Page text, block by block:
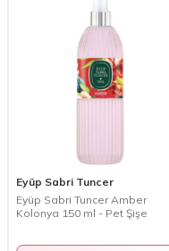
Eyüp Sabri Tuncer
Eyüp Sabri Tuncer Amber
Kolonya 150 ml - Pet Şişe